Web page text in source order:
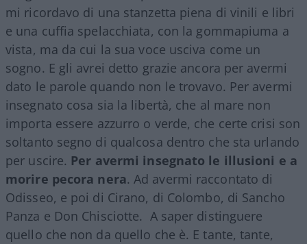
mi ricordavo di una stanzetta piena di vinili e libri
e una cuffia spelacchiata, con la gommapiuma a
vista, ma da cui la sua voce usciva come un
sogno. E gli avrei detto grazie ancora per avermi
dato le parole quando non le trovavo. Per avermi
insegnato cosa sia la libertà, che al mare non
importa essere azzurro o verde, che certe crisi son
soltanto segno di qualcosa dentro che sta urlando
per uscire. Per avermi insegnato le illusioni e a
morire pecora nera. Ad avermi raccontato di
Odisseo, e poi di Cirano, di Colombo, di Sancho
Panza e Don Chisciotte. A saper distinguere
quello che non da quello che è. E tante, tante,